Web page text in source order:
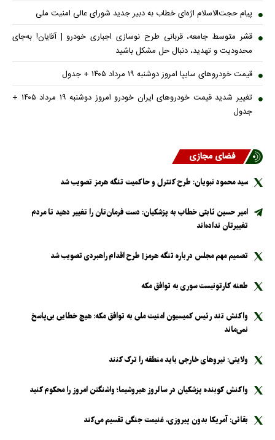
پیام حجت‌الاسلام اژه‌ای خطاب به دبیر جدید شورای عالی امنیت ملی
قشر متوسط جامعه، قربانی طرح نوسازی اجباری خودرو | آقایان! به‌جای
محدودیت و تهدید، دنبال حل مشکل باشید
قیمت خودرو‌های سایپا امروز دوشنبه ۱۹ مرداد ۱۴۰۵ + جدول
تغییر شدید قیمت خودرو‌های ایران خودرو امروز دوشنبه ۱۹ مرداد ۱۴۰۵ +
جدول
فضای مجازی
سید محمود نبویان: طرح کنترل و حاکمیت تنگه هرمز تصویب شد
امیر حسین ثابتی خطاب به پزشکیان: دست فرمان‌تان را تغییر دهید تا مردم
تغییرتان نداده‌اند
تصمیم مهم مجلس درباره تنگه هرمز| طرح اقدام راهبردی تصویب شد
طعنه کارتونیست سوری به توافق مکه
واکنش تند رئیس کمیسیون امنیت ملی به توافق مکه: هیچ خطایی بی‌پاسخ
نمی‌ماند
ولایتی: نیرو‌های خارجی باید منطقه را ترک کنند
واکنش کوبنده پزشکیان در سالروز هیروشیما؛ واشنگتن امروز را محکوم کنید
بقائی: آمریکا بدون پیروزی، غنیمت جنگی تقسیم می‌کند